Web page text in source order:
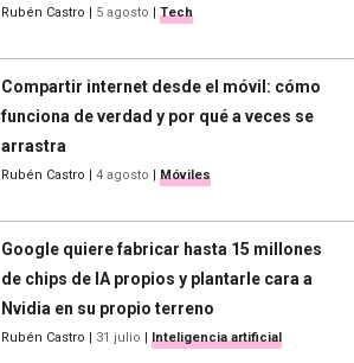
Rubén Castro | 5 agosto | Tech
Compartir internet desde el móvil: cómo
funciona de verdad y por qué a veces se
arrastra
Rubén Castro | 4 agosto | Móviles
Google quiere fabricar hasta 15 millones
de chips de IA propios y plantarle cara a
Nvidia en su propio terreno
Rubén Castro | 31 julio | Inteligencia artificial